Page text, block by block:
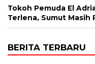
Tokoh Pemuda El
Terlena, Sumut Masih
BERITA TERBARU